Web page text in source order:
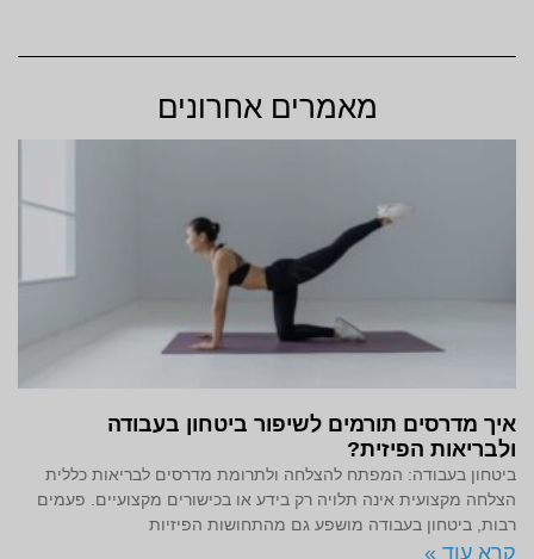
מאמרים אחרונים
איך מדרסים תורמים לשיפור ביטחון בעבודה
ולבריאות הפיזית?
ביטחון בעבודה: המפתח להצלחה ולתרומת מדרסים לבריאות כללית
הצלחה מקצועית אינה תלויה רק בידע או בכישורים מקצועיים. פעמים
רבות, ביטחון בעבודה מושפע גם מהתחושות הפיזיות
קרא עוד »